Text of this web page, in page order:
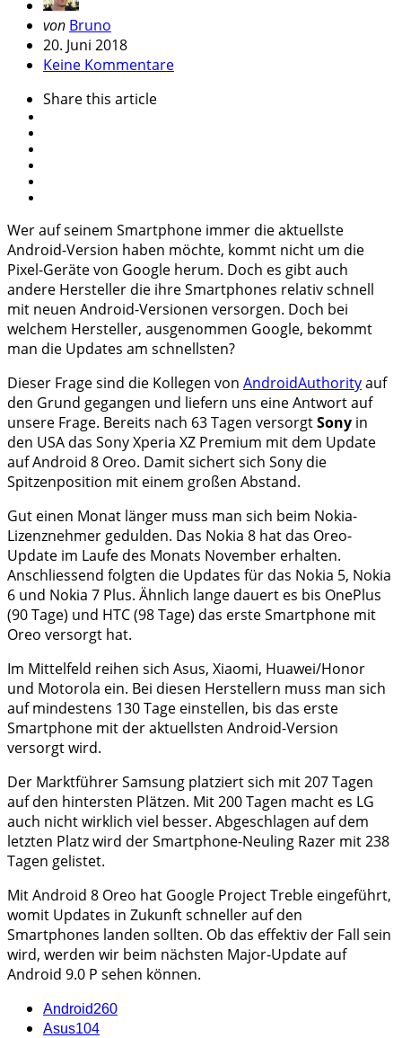
Geschrieben
von
von Bruno
20. Juni 2018
Keine Kommentare
Sharethis article
Wer auf seinem Smartphone immer die aktuellste
Android-Version haben möchte, kommt nicht um die
Pixel-Geräte von Google herum. Doch es gibt auch
andere Hersteller die ihre Smartphones relativ schnell
mit neuen Android-Versionen versorgen. Doch bei
welchem Hersteller, ausgenommen Google, bekommt
man die Updates am schnellsten?
Dieser Frage sind die Kollegen von AndroidAuthorityauf
den Grund gegangen und liefern uns eine Antwort auf
unsere Frage. Bereits nach 63 Tagen versorgtSony in
den USA das Sony Xperia XZ Premium mit dem Update
auf Android 8 Oreo. Damit sichert sich Sony die
Spitzenposition mit einem großen Abstand.
Gut einen Monat länger muss man sich beim Nokia-
Lizenznehmer gedulden. Das Nokia 8 hat das Oreo-
Update im Laufe des Monats November erhalten.
Anschliessend folgten die Updates für das Nokia 5, Nokia
6 und Nokia 7 Plus. Ähnlich lange dauert es bis OnePlus
(90 Tage) und HTC (98 Tage) das erste Smartphone mit
Oreo versorgt hat.
Im Mittelfeld reihen sich Asus, Xiaomi, Huawei/Honor
und Motorola ein. Bei diesen Herstellern muss man sich
auf mindestens 130 Tage einstellen, bis das erste
Smartphone mit der aktuellsten Android-Version
versorgt wird.
Der Marktführer Samsung platziert sich mit 207 Tagen
auf den hintersten Plätzen. Mit 200 Tagen macht es LG
auch nicht wirklich viel besser. Abgeschlagen auf dem
letzten Platz wird der Smartphone-Neuling Razer mit 238
Tagen gelistet.
Mit Android 8 Oreo hat Google Project Treble eingeführt,
womit Updates in Zukunft schneller auf den
Smartphones landen sollten. Ob das effektiv der Fall sein
wird, werden wir beim nächsten Major-Update auf
Android 9.0 P sehen können.
Android260
Asus104